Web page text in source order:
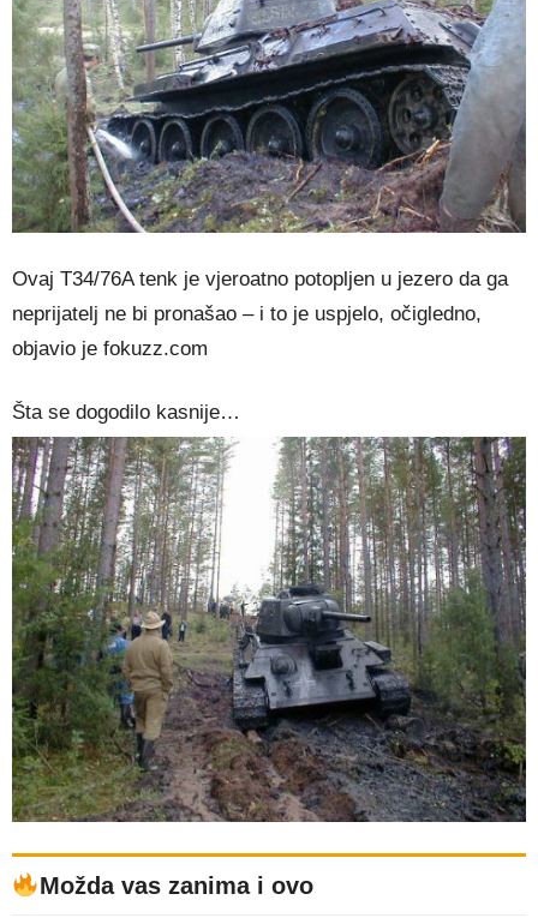
Ovaj T34/76A tenk je vjeroatno potopljen u jezero da ga
neprijatelj ne bi pronašao – i to je uspjelo, očigledno,
objavio je fokuzz.com
Šta se dogodilo kasnije…
Možda vas zanima i ovo